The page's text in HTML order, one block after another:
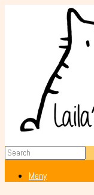
Meny